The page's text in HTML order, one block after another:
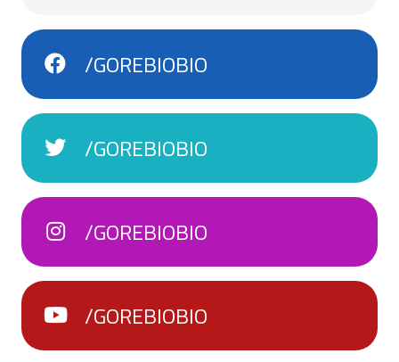
/GOREBIOBIO
/GOREBIOBIO
/GOREBIOBIO
/GOREBIOBIO